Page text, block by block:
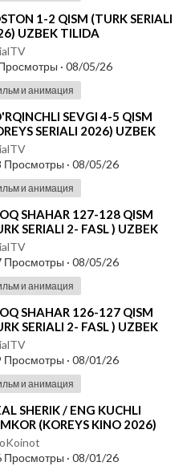
1-2 QISM (TURK SERIALI
UZBEK TILIDA
· 08/05/26
и анимация
SEVGI 4-5 QISM
SERIALI 2026) UZBEK
Просмотры · 08/05/26
и анимация
SHAHAR 127-128 QISM
SERIALI 2- FASL ) UZBEK
Просмотры · 08/05/26
и анимация
SHAHAR 126-127 QISM
SERIALI 2- FASL ) UZBEK
Просмотры · 08/01/26
и анимация
SHERIK / ENG KUCHLI
(KOREYS KINO 2026)
TILIDA
Просмотры · 08/01/26